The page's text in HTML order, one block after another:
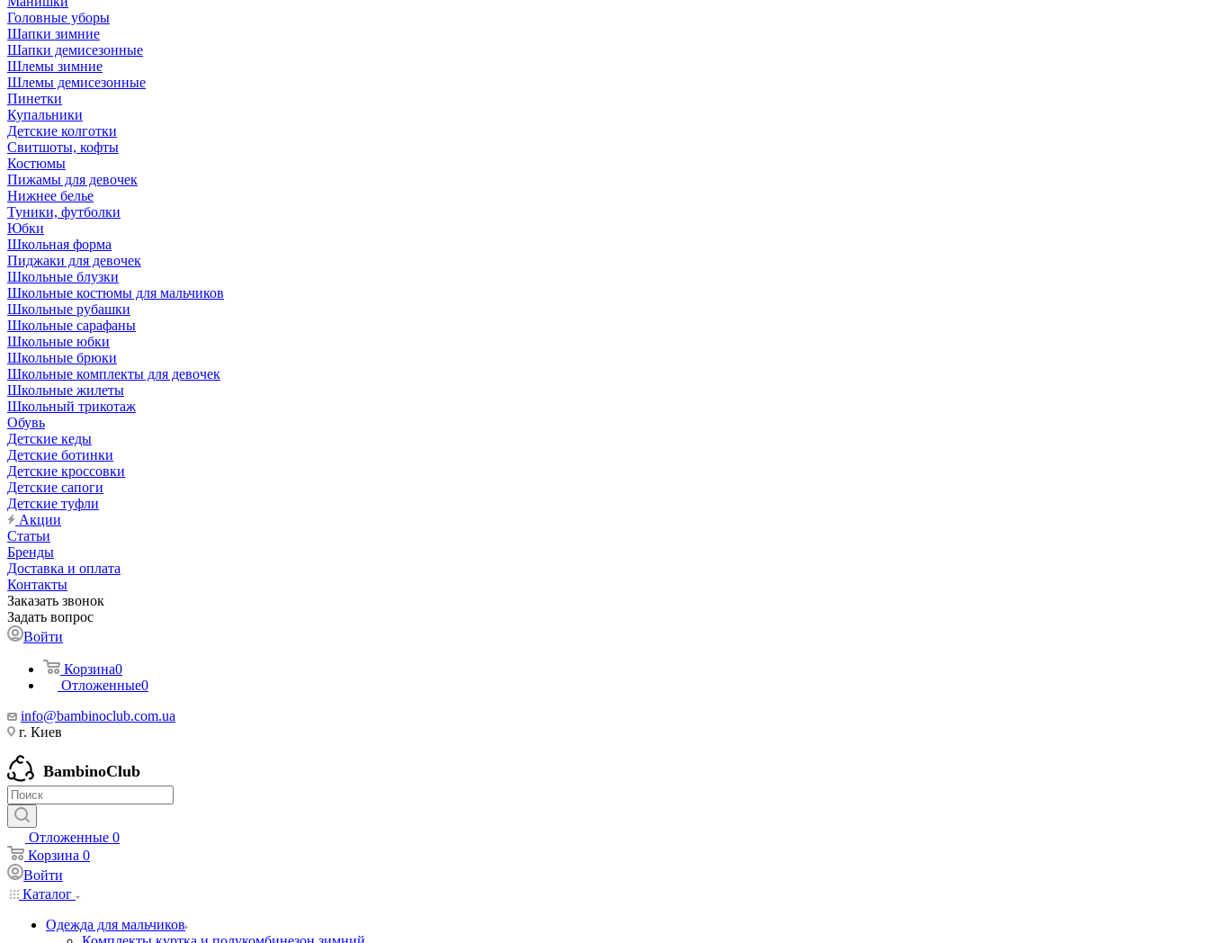
Головные уборы
Шапки зимние
Шапки демисезонные
Шлемы зимние
Шлемы демисезонные
Пинетки
Купальники
Детские колготки
Свитшоты, кофты
Костюмы
Пижамы для девочек
Нижнее белье
Туники, футболки
Юбки
Школьная форма
Пиджаки для девочек
Школьные блузки
Школьные костюмы для мальчиков
Школьные рубашки
Школьные сарафаны
Школьные юбки
Школьные брюки
Школьные комплекты для девочек
Школьные жилеты
Школьный трикотаж
Обувь
Детские кеды
Детские ботинки
Детские кроссовки
Детские сапоги
Детские туфли
Акции
Статьи
Бренды
Доставка и оплата
Контакты
Заказать звонок
Задать вопрос
Войти
Корзина0
Отложенные0
info@bambinoclub.com.ua
г. Киев
BambinoClub
Отложенные 0
Корзина 0
Войти
Каталог
Одежда для мальчиков